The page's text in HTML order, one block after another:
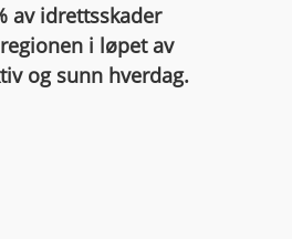
av idrettsskader
i løpet av
og sunn hverdag.